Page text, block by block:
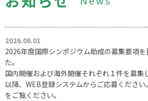
2026.06.01
2026年度国際シンポジウム助成の募集要項を
た。
国内開催および海外開催それぞれ１件を募集
以降、WEB登録システムからご応募くださ
をご覧ください。